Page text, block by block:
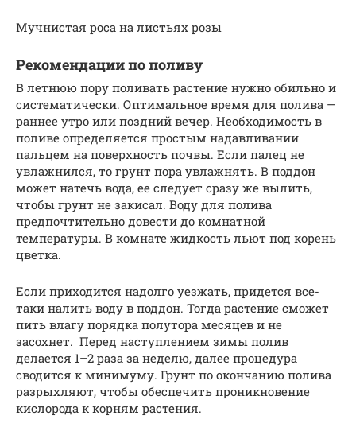
Мучнистая роса на листьях розы
Рекомендации по поливу
В летнюю пору поливать растение нужно обильно и
систематически. Оптимальное время для полива —
раннее утро или поздний вечер. Необходимость в
поливе определяется простым надавливании
пальцем на поверхность почвы. Если палец не
увлажнился, то грунт пора увлажнять. В поддон
может натечь вода, ее следует сразу же вылить,
чтобы грунт не закисал. Воду для полива
предпочтительно довести до комнатной
температуры. В комнате жидкость льют под корень
цветка.
Если приходится надолго уезжать, придется все-
таки налить воду в поддон. Тогда растение сможет
пить влагу порядка полутора месяцев и не
засохнет. Перед наступлением зимы полив
делается 1–2 раза за неделю, далее процедура
сводится к минимуму. Грунт по окончанию полива
разрыхляют, чтобы обеспечить проникновение
кислорода к корням растения.